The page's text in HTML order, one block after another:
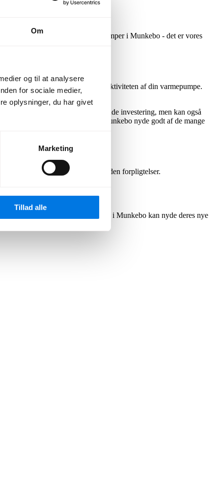
Om
og til at analysere
for sociale medier,
oplysninger, du har givet
Marketing
Tillad alle
Vi specialiserer os i varmepumper i Munkebo - det er vores
kan disse faktorer påvirke effektiviteten af din varmepumpe.
kræver en større indledende investering, men kan også
information kan beboere i Munkebo nyde godt af de mange
i Munkebo, og få et tilbud uden forpligtelser.
typisk færdig, og beboerne i Munkebo kan nyde deres nye